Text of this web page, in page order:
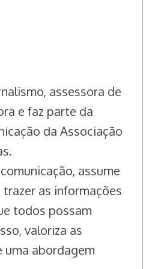
assessora de
e faz parte da
da Associação
assume
trazer as informações
todos possam
valoriza as
uma abordagem